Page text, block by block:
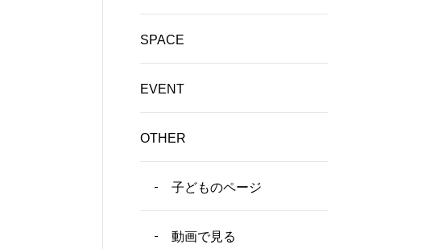
SPACE
EVENT
OTHER
子どものページ
動画で見る